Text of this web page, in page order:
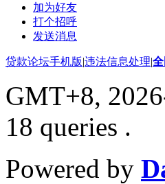
加为好友
打个招呼
发送消息
贷款论坛手机版|违法信息处理|
GMT+8,
18 queries .
Powered by